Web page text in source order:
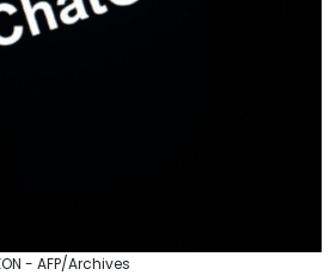
- AFP/Archives